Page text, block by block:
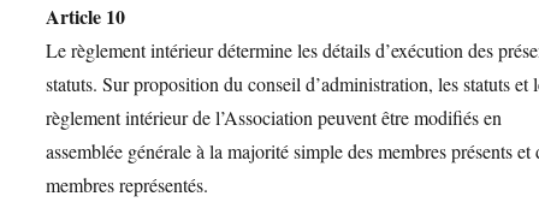
Article 10
Le règlement intérieur détermine les détails d’exécution des
statuts. Sur proposition du conseil d’administration, les statuts et
règlement intérieur de l’Association peuvent être modifiés en
assemblée générale à la majorité simple des membres présents et
membres représentés.